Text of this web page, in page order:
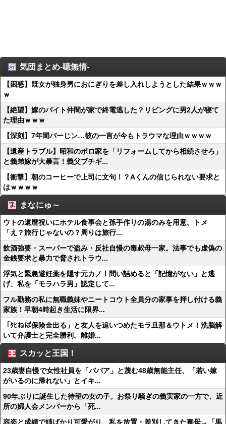
気団まとめ-噫無情-
【困惑】既女が独身男におにぎりを差し入れしようとした結果ｗｗｗ
ｗ
【絶望】嫁のバイト仲間が家で終電逃した？リビングに男2人が寝て
た理由ｗｗｗ
【深刻】7年間バーじン…彼の一言が今もトラウマな理由ｗｗｗｗ
【遺産トラブル】昭和のボロ家を「リフォームしてから相続させろ」
と義弟嫁が大暴言！義父ブチギ...
【衝撃】朝のコーヒーで上司に文句！？Aくんの信じられない要求と
はｗｗｗｗ
まなにゅ～
ウトの還暦祝いにホテル食事会と孫手作りの湯のみを用意。トメ
「え？旅行じゃないの？周りは旅行...
飲酒強要・スーパーで盗み・反社自慢の毒叔母一家。法事でも虚偽の
金銭要求と暴力で脅されトラウ...
浮気と緊急避妊薬を隠す元カノ！問い詰めると「記憶がない」と逃
げ、私を「モラハラ男」認定して...
フル勤務の私に無職義妹やニートコウト全員分の家事を押し付ける義
家族！早朝4時起き生活に限界...
「ﾀﾋねば保険金出る」と友人を追いつめたモラ旦那＆ウトメ！洗脳解
いて弁護士と完全勝利。離婚...
スカッと王国！
23歳妻自慢で女性社員を「ババア」と蔑む48歳無能主任、「若い嫁
がいるのに帰れない」とイキ...
90年ぶりに誕生した待望の女の子。お祭り騒ぎの義実家の一方で、近
所の婦人会メンバーから「死...
容姿と成績で姉ばかり可愛がり、私を放置・差別してきた毒母→「馬